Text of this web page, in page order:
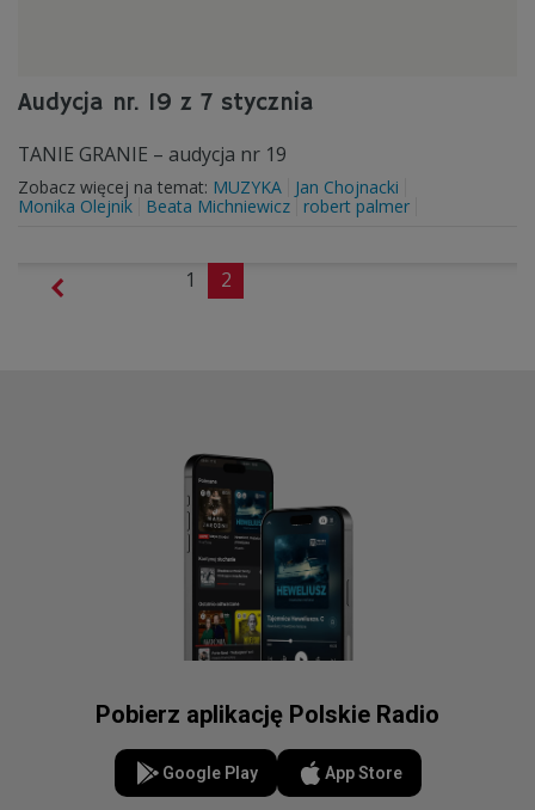
Audycja nr. 19 z 7 stycznia
TANIE GRANIE – audycja nr 19
Zobacz więcej na temat: MUZYKA
Jan Chojnacki
Monika Olejnik
Beata Michniewicz robert palmer
1 2
Pobierz aplikację Polskie Radio
Google Play App Store